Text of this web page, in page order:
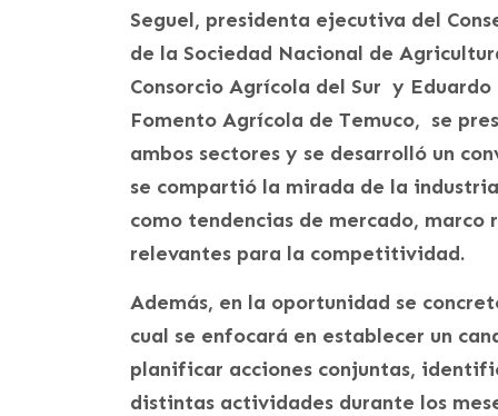
Seguel, presidenta ejecutiva del
de la Sociedad Nacional de
Consorcio Agrícola del Sur y
Fomento Agrícola de Temuco, se
ambos sectores y se desarrolló un
se compartió la mirada de la
como tendencias de mercado,
relevantes para la competitividad.
Además, en la oportunidad se
cual se enfocará en establecer un
planificar acciones conjuntas,
distintas actividades durante los